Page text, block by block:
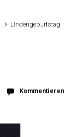
LIndengeburtstag
Kommentieren